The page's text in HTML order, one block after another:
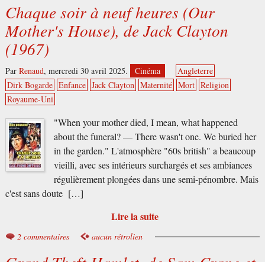
Chaque soir à neuf heures (Our
Mother's House), de Jack Clayton
(1967)
Par Renaud, mercredi 30 avril 2025. Cinéma
Angleterre
Dirk Bogarde Enfance Jack Clayton Maternité Mort Religion
Royaume-Uni
"When your mother died, I mean, what happened
about the funeral? — There wasn't one. We buried her
in the garden." L'atmosphère "60s british" a beaucoup
vieilli, avec ses intérieurs surchargés et ses ambiances
régulièrement plongées dans une semi-pénombre. Mais
c'est sans doute […]
Lire la suite
2 commentaires aucun rétrolien